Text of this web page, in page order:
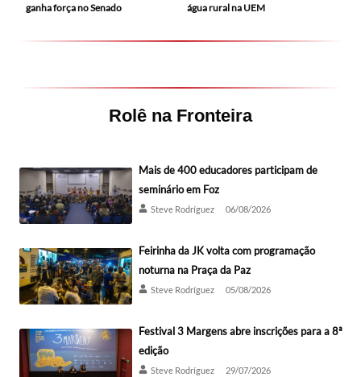
ganha força no Senado
água rural na UEM
Rolê na Fronteira
Mais de 400 educadores participam de
seminário em Foz
Steve Rodríguez 06/08/2026
Feirinha da JK volta com programação
noturna na Praça da Paz
Steve Rodríguez 05/08/2026
Festival 3 Margens abre inscrições para a 8ª
edição
Steve Rodríguez 29/07/2026